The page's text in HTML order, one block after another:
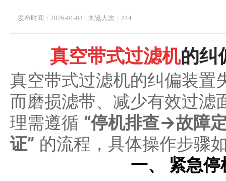
发布时间：2026-01-03 浏览人次：244
真空带式过滤机的纠
真空带式过滤机的纠偏装置
而磨损滤带、减少有效过滤
理需遵循 “停机排查→故障
证” 的流程，具体操作步骤
一、 紧急